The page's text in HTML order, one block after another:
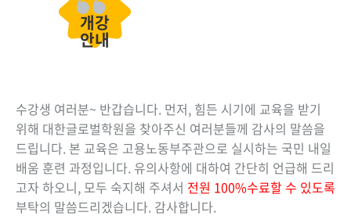
개강
안내
수강생 여러분~ 반갑습니다. 먼저, 힘든 시기에 교육을 받기
위해 대한글로벌학원을 찾아주신 여러분들께 감사의 말씀을
드립니다. 본 교육은 고용노동부주관으로 실시하는 국민 내일
배움 훈련 과정입니다. 유의사항에 대하여 간단히 언급해 드리
고자 하오니, 모두 숙지해 주셔서 전원 100%수료할 수 있도록
부탁의 말씀드리겠습니다. 감사합니다.